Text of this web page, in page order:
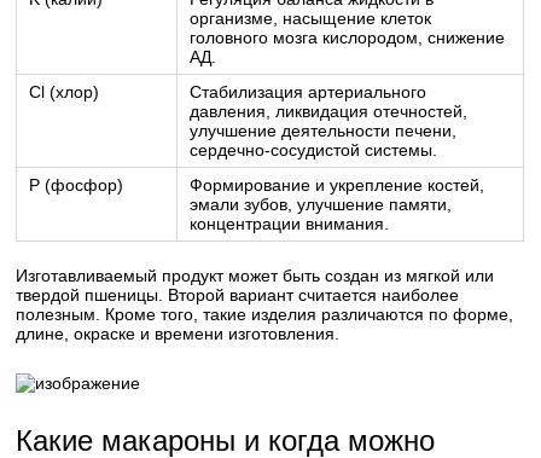
организме, насыщение клеток
головного мозга кислородом, снижение
АД.
Cl (хлор)
Стабилизация артериального
давления, ликвидация отечностей,
улучшение деятельности печени,
сердечно-сосудистой системы.
P (фосфор)
Формирование и укрепление костей,
эмали зубов, улучшение памяти,
концентрации внимания.
Изготавливаемый продукт может быть создан из мягкой или
твердой пшеницы. Второй вариант считается наиболее
полезным. Кроме того, такие изделия различаются по форме,
длине, окраске и времени изготовления.
Какие макароны и когда можно